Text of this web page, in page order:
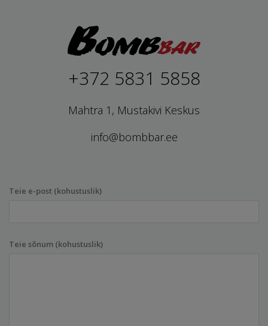
+372 5831 5858
Mahtra 1, Mustakivi Keskus
info@bombbar.ee
Teie e-post (kohustuslik)
Teie sõnum (kohustuslik)